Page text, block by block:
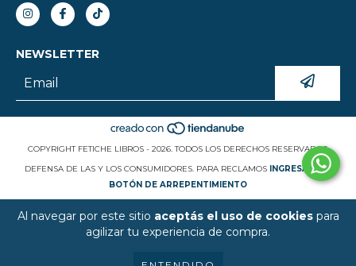
Al navegar por este sitio aceptás el uso de cookiespara
agilizar tu experiencia de compra.
NEWSLETTER
COPYRIGHT FETICHE LIBROS - 2026. TODOS LOS DERECHOS RESERVADOS.
DEFENSA DE LAS Y LOS CONSUMIDORES. PARA RECLAMOS INGRESÁ ACÁ.
BOTÓN DE ARREPENTIMIENTO